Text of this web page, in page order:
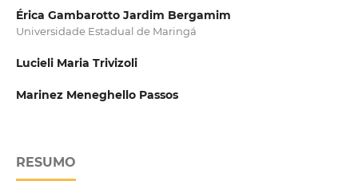
Érica Gambarotto Jardim Bergamim
Universidade Estadual de Maringá
Lucieli Maria Trivizoli
Marinez Meneghello Passos
RESUMO